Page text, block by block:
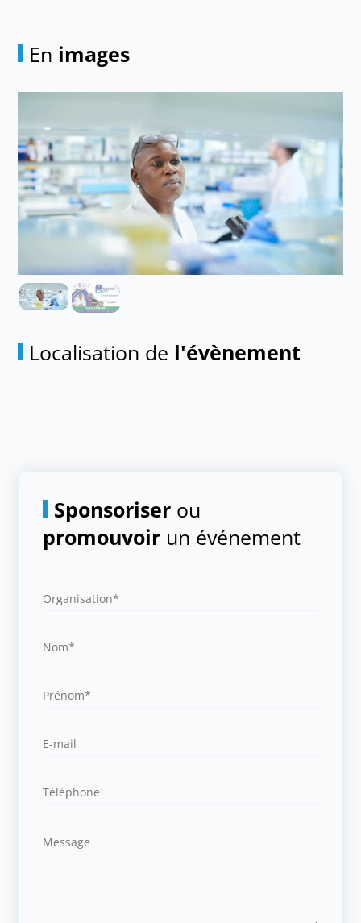
En images
Localisation de l'évènement
Sponsoriser ou
promouvoir un événement